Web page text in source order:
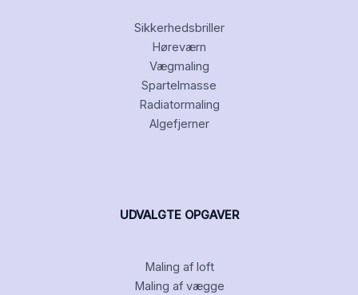
Sikkerhedsbriller
Høreværn
Vægmaling
Spartelmasse
Radiatormaling
Algefjerner
UDVALGTE OPGAVER
Maling af loft
Maling af vægge